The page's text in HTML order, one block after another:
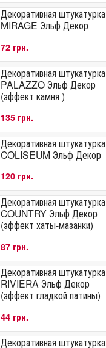
Декоративная штукатурка
MIRAGE Эльф Декор
72 грн.
Декоративная штукатурка
PALAZZO Эльф Декор
(эффект камня )
135 грн.
Декоративная штукатурка
COLISEUM Эльф Декор
120 грн.
Декоративная штукатурка
COUNTRY Эльф Декор
(эффект хаты-мазанки)
87 грн.
Декоративная штукатурка
RIVIERA Эльф Декор
(эффект гладкой патины)
44 грн.
Декоративная штукатурка